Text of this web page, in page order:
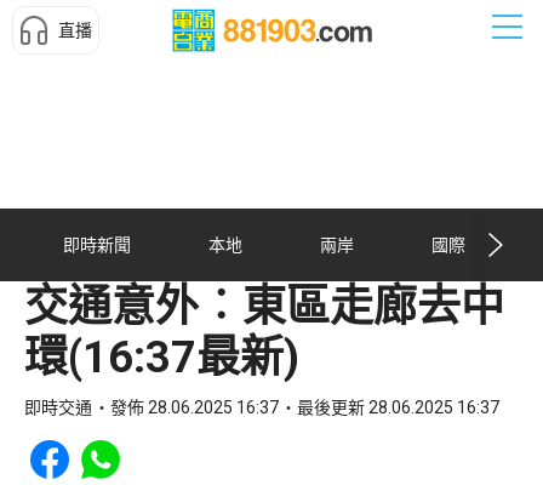
直播
即時新聞 本地 兩岸 國際
交通意外︰東區走廊去中
環(16:37最新)
即時交通 發佈 28.06.2025 16:37 最後更新 28.06.2025 16:37
Share to Facebook
Share to WhatsApp